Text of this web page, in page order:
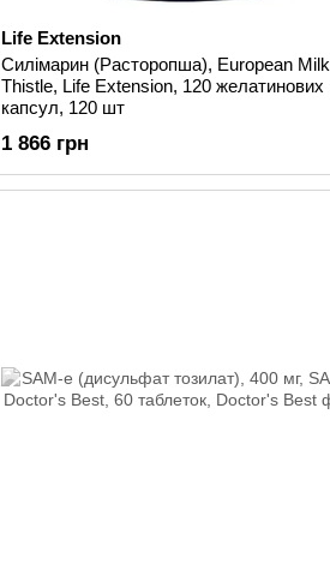
Life Extension
Силімарин (Расторопша), European Milk
Thistle, Life Extension, 120 желатинових
капсул, 120 шт
1 866 грн